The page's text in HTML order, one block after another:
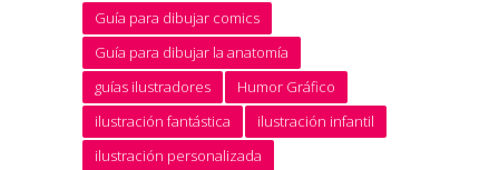
Guía para dibujar comics
Guía para dibujar la anatomía
guías ilustradores
Humor Gráfico
ilustración fantástica
ilustración infantil
ilustración personalizada